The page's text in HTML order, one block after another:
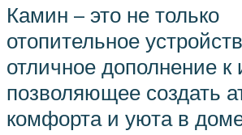
Камин – это не только
отопительное
отличное дополнение к
позволяющее создать
комфорта и уюта в